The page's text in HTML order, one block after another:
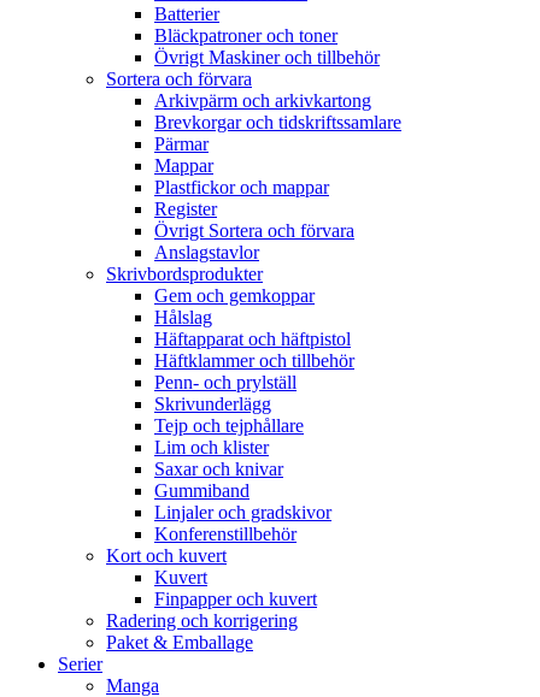
Batterier
Bläckpatroner och toner
Övrigt Maskiner och tillbehör
Sortera och förvara
Arkivpärm och arkivkartong
Brevkorgar och tidskriftssamlare
Pärmar
Mappar
Plastfickor och mappar
Register
Övrigt Sortera och förvara
Anslagstavlor
Skrivbordsprodukter
Gem och gemkoppar
Hålslag
Häftapparat och häftpistol
Häftklammer och tillbehör
Penn- och prylställ
Skrivunderlägg
Tejp och tejphållare
Lim och klister
Saxar och knivar
Gummiband
Linjaler och gradskivor
Konferenstillbehör
Kort och kuvert
Kuvert
Finpapper och kuvert
Radering och korrigering
Paket & Emballage
Serier
Manga